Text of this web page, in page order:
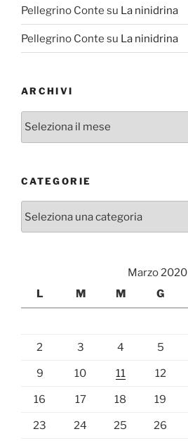
Pellegrino Conte su La ninidrina
Pellegrino Conte su La ninidrina
ARCHIVI
Archivi
CATEGORIE
Marzo 2020
L
M M G
2 3 4 5
9 10 11 12
16 17 18 19
23 24 25 26